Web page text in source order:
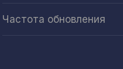
Частота обновления